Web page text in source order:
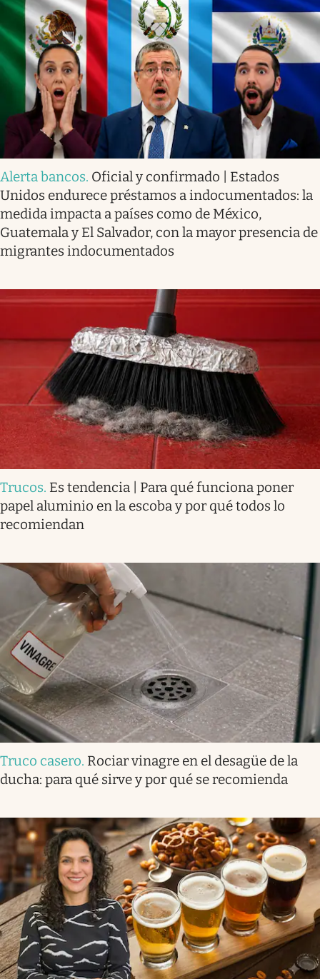
Alerta bancos. Oficial y confirmado | Estados
Unidos endurece préstamos a indocumentados: la
medida impacta a países como de México,
Guatemala y El Salvador, con la mayor presencia de
migrantes indocumentados
Trucos. Es tendencia | Para qué funciona poner
papel aluminio en la escoba y por qué todos lo
recomiendan
Truco casero. Rociar vinagre en el desagüe de la
ducha: para qué sirve y por qué se recomienda